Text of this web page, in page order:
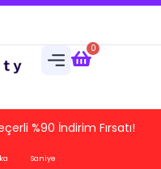
0
%90 İndirim Fırsatı!
Saniye